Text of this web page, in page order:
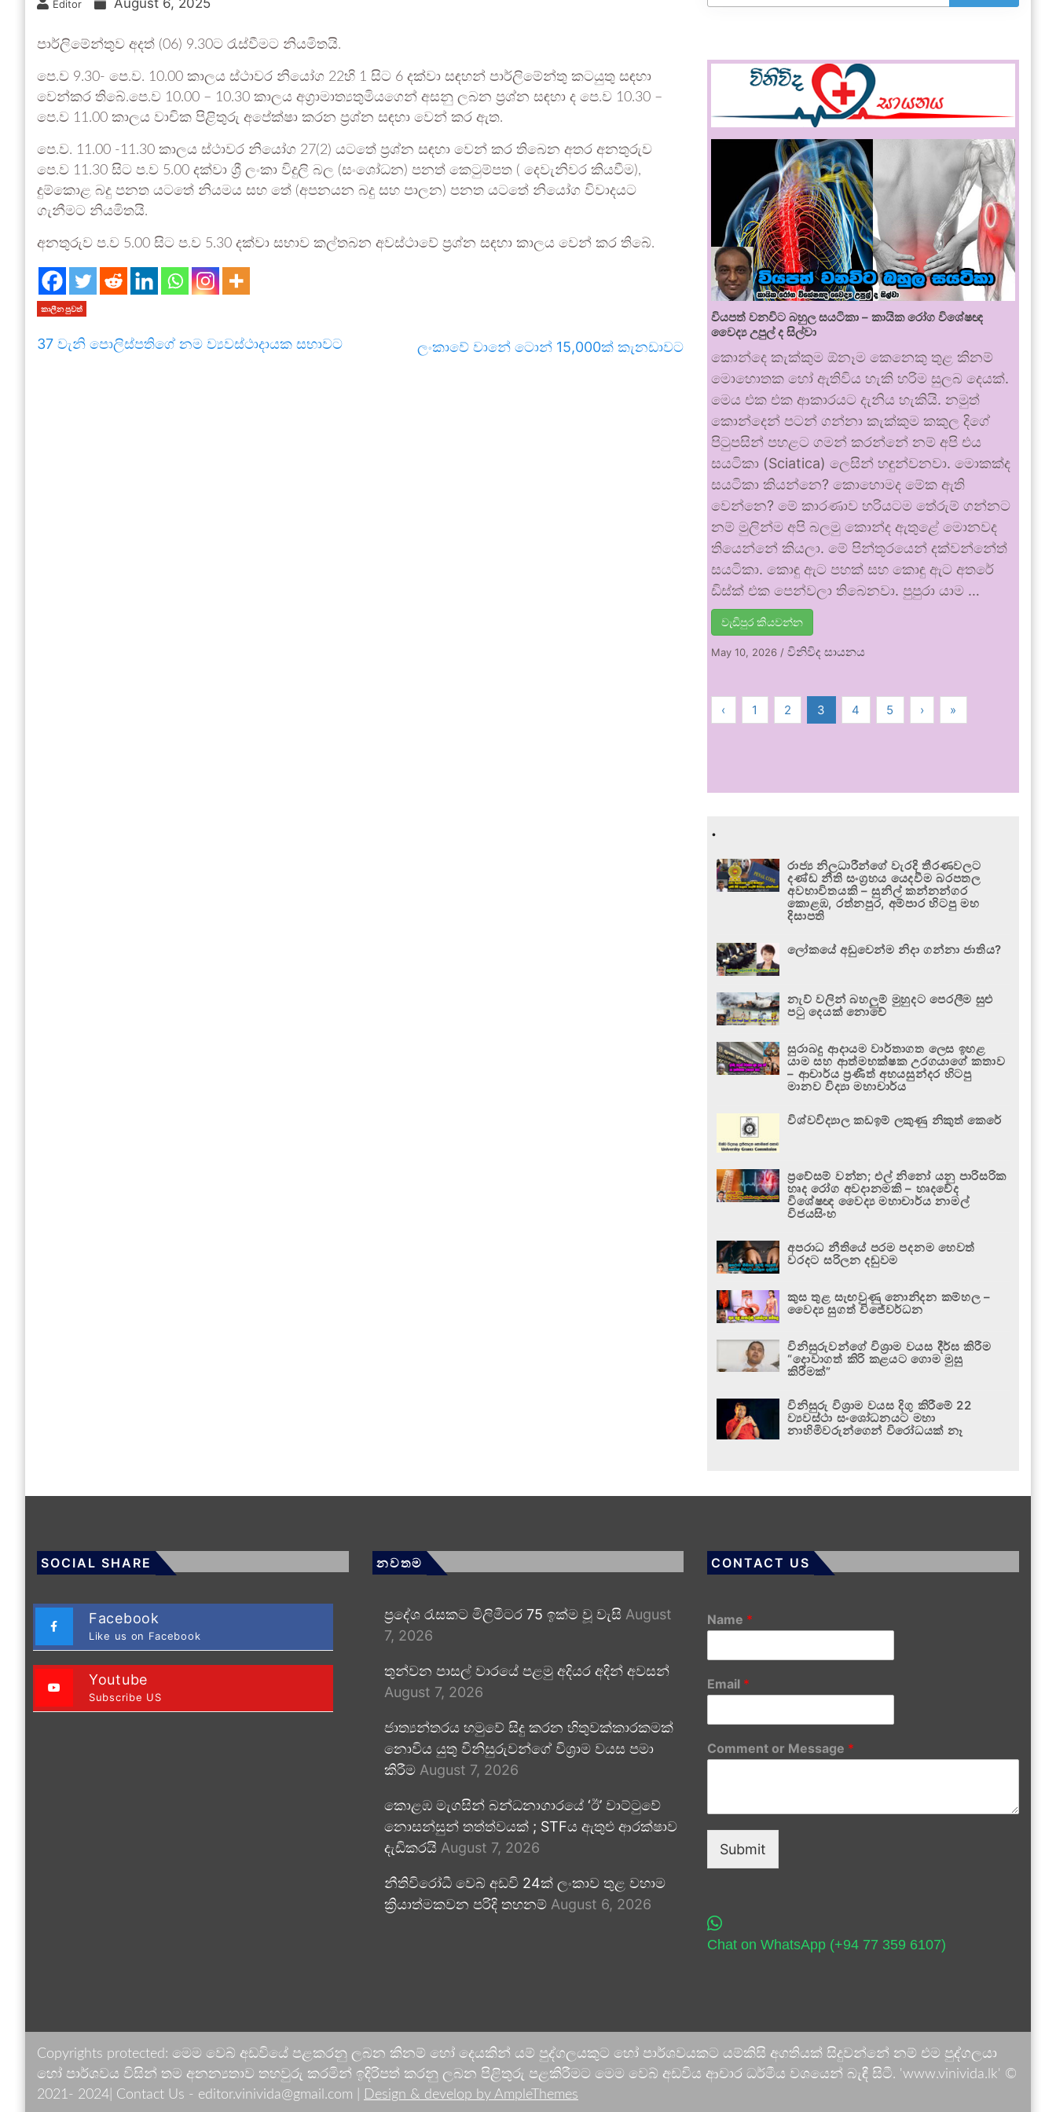
Editor August 6, 2025
පාර්ලිමේන්තුව අදත් (06) 9.30ට රැස්වීමට නියමිතයි.
පෙ.ව 9.30- පෙ.ව. 10.00 කාලය ස්ථාවර නියෝග 22හි 1 සිට 6 දක්වා සඳහන් පාර්ලිමේන්තු කටයුතු සඳහා
වෙන්කර තිබේ.පෙ.ව 10.00 – 10.30 කාලය අග්‍රාමාත්‍යතුමියගෙන් අසනු ලබන ප්‍රශ්න සඳහා ද පෙ.ව 10.30 –
පෙ.ව 11.00 කාලය වාචික පිළිතුරු අපේක්ෂා කරන ප්‍රශ්න සඳහා වෙන් කර ඇත.
පෙ.ව. 11.00 -11.30 කාලය ස්ථාවර නියෝග 27(2) යටතේ ප්‍රශ්න සඳහා වෙන් කර තිබෙන අතර අනතුරුව
පෙ.ව 11.30 සිට ප.ව 5.00 දක්වා ශ්‍රී ලංකා විදුලි බල (සංශෝධන) පනත් කෙටුම්පත ( දෙවැනිවර කියවීම),
දුම්කොළ බදු පනත යටතේ නියමය සහ තේ (අපනයන බදු සහ පාලන) පනත යටතේ නියෝග විවාදයට
ගැනීමට නියමිතයි.
අනතුරුව ප.ව 5.00 සිට ප.ව 5.30 දක්වා සභාව කල්තබන අවස්ථාවේ ප්‍රශ්න සඳහා කාලය වෙන් කර තිබේ.
කාලීන පුවත්
37 වැනි පොලිස්පති‌ගේ නම ව්‍යවස්ථාදායක සභාවට ලංකාවේ වානේ ටොන් 15,000ක් කැනඩාවට
වියපත් වනවිට බහුල සයටිකා – කායික රෝග විශේෂඥ
වෛද්‍ය උපුල් ද සිල්වා
කොන්දෙ කැක්කුම ඕනෑම කෙනෙකු තුළ කිනම්
මොහොතක හෝ ඇතිවිය හැකි හරිම සුලබ දෙයක්.
මෙය එක එක ආකාරයට දැනිය හැකියි. නමුත්
කොන්දෙන් පටන් ගන්නා කැක්කුම කකුල දිගේ
පිටුපසින් පහළට ගමන් කරන්නේ නම් අපි එය
සයටිකා (Sciatica) ලෙසින් හඳුන්වනවා. මොකක්ද
සයටිකා කියන්නෙ? කොහොමද මේක ඇති
වෙන්නෙ? මේ කාරණාව හරියටම තේරුම් ගන්නට
නම් මුලින්ම අපි බලමු කොන්ද ඇතුළේ මොනවද
තියෙන්නේ කියලා. මේ පින්තූරයෙන් දක්වන්නේත්
සයටිකා. කොඳු ඇට පහක් සහ කොඳු ඇට අතරේ
ඩිස්ක් එක පෙන්වලා තිබෙනවා. පුපුරා යාම …
වැඩිපුර කියවන්න
May 10, 2026 /විනිවිද සායනය
‹ 1 2 3 4 5 › »
.
රාජ්‍ය නිලධාරීන්ගේ වැරදි තීරණවලට
දණ්ඩ නීති සංග්‍රහය යෙදවීම බරපතල
අවභාවිතයකි – සුනිල් කන්නන්ගර
කොළඹ, රත්නපුර, අම්පාර හිටපු මහ
දිසාපති
ලෝකයේ අඩුවෙන්ම නිදා ගන්නා ජාතිය?
නැව් වලින් බහලුම් මුහුදට පෙරලීම සුළු
පටු දෙයක් නොවේ
සුරාබදු ආදායම වාර්තාගත ලෙස ඉහළ
යාම සහ ආත්මභක්ෂක උරගයාගේ කතාව
– ආචාර්ය ප්‍රණීත් අභයසුන්දර හිටපු
මානව විද්‍යා මහාචාර්ය
විශ්වවිද්‍යාල කඩඉම් ලකුණු නිකුත් කෙරේ
ප්‍රවේසම් වන්න; එල් නිනෝ යනු පාරිසරික
හෘද රෝග අවදානමකි – හෘදවේද
විශේෂඥ වෛද්‍ය මහාචාර්ය නාමල්
විජයසිංහ
අපරාධ නීතියේ පරම පදනම හෙවත්
වරදට සරිලන දඬුවම
කුස තුළ සැඟවුණු නොනිදන කම්හල –
වෛද්‍ය සුගත් විජේවර්ධන
විනිසුරුවන්ගේ විශ්‍රාම වයස දීර්ඝ කිරීම
“දොවාගත් කිරි කළයට ගොම මුසු
කිරීමක්”
විනිසුරු විශ්‍රාම වයස දිගු කිරීමේ 22
ව්‍යවස්ථා සංශෝධනයට මහා
නාහිමිවරුන්ගෙන් විරෝධයක් නෑ
SOCIAL SHARE
Facebook
Like us on Facebook
Youtube
Subscribe US
නවතම
ප්‍රදේශ රැසකට මිලිමීටර 75 ඉක්ම වූ වැසි August
7, 2026
තුන්වන පාසල් වාරයේ පළමු අදියර අදින් අවසන්
August 7, 2026
ජාත්‍යන්තරය හමුවේ සිදු කරන හිතුවක්කාරකමක්
නොවිය යුතු විනිසුරුවන්ගේ විශ්‍රාම වයස පමා
කිරීම August 7, 2026
කොළඹ මැගසින් බන්ධනාගාරයේ ‘ඊ’ වාට්ටුවේ
නොසන්සුන් තත්ත්වයක් ; STFය ඇතුළු ආරක්ෂාව
දැඩිකරයි August 7, 2026
නීතිවිරෝධී වෙබ් අඩවි 24ක් ලංකාව තුළ වහාම
ක්‍රියාත්මකවන පරිදි තහනම් August 6, 2026
CONTACT US
Name *
Email *
Comment or Message *
Submit
Chat on WhatsApp (+94 77 359 6107)
Copyrights protected: මෙම වෙබ් අඩවියේ පළකරනු ලබන කිනම් හෝ දෙයකින් යම් පුද්ගලයකුට හෝ පාර්ශවයකට යම්කිසි අගතියක් සිදුවන්නේ නම් එම පුද්ගලයා
හෝ පාර්ශවය විසින් තම අනන්‍යතාව තහවුරු කරමින් ඉදිරිපත් කරනු ලබන පිළිතුරු පළකිරීමට මෙම වෙබ් අඩවිය ආචාර ධර්මීය වශයෙන් බැඳී සිටී. 'www.vinivida.lk' ©
2021- 2024| Contact Us - editor.vinivida@gmail.com |
Design & develop by AmpleThemes